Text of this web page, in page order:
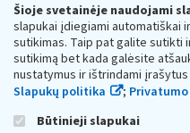
INFORMACIJA APIE
pirkimai I. PERKANČIOJI
KONTAKTINIAI
organizacijos
Metai:2022 Pagrindinis:
Dėl Lietuvos
papildymo 50-1
Šioje svetainėje naudojami
slapukai įdiegiami automatiškai
sutikimas. Taip pat galite sutikti
sutikimą bet kada galėsite
nustatymus ir ištrindami
Slapukų politika
;
Būtinieji slapukai